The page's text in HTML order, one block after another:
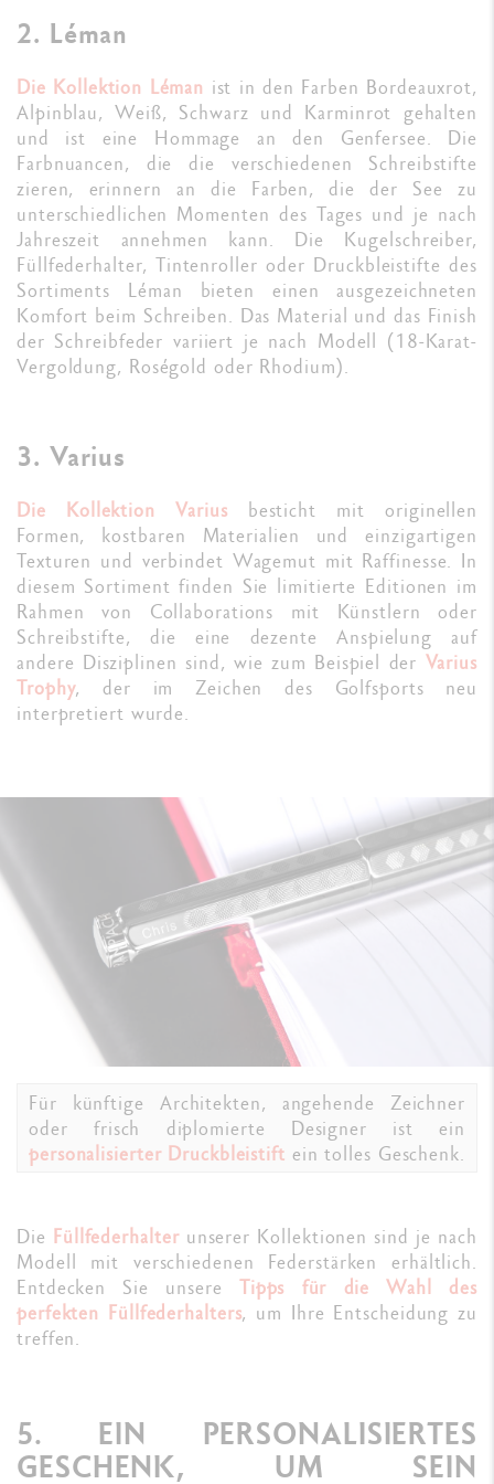
2. Léman
Die Kollektion Léman ist in den Farben Bordeauxrot,
Alpinblau, Weiß, Schwarz und Karminrot gehalten
und ist eine Hommage an den Genfersee. Die
Farbnuancen, die die verschiedenen Schreibstifte
zieren, erinnern an die Farben, die der See zu
unterschiedlichen Momenten des Tages und je nach
Jahreszeit annehmen kann. Die Kugelschreiber,
Füllfederhalter, Tintenroller oder Druckbleistifte des
Sortiments Léman bieten einen ausgezeichneten
Komfort beim Schreiben. Das Material und das Finish
der Schreibfeder variiert je nach Modell (18-Karat-
Vergoldung, Roségold oder Rhodium).
3. Varius
Die Kollektion Varius besticht mit originellen
Formen, kostbaren Materialien und einzigartigen
Texturen und verbindet Wagemut mit Raffinesse. In
diesem Sortiment finden Sie limitierte Editionen im
Rahmen von Collaborations mit Künstlern oder
Schreibstifte, die eine dezente Anspielung auf
andere Disziplinen sind, wie zum Beispiel der Varius
Trophy, der im Zeichen des Golfsports neu
interpretiert wurde.
Für künftige Architekten, angehende Zeichner
oder frisch diplomierte Designer ist ein
personalisierter Druckbleistift ein tolles Geschenk.
Die Füllfederhalterunserer Kollektionen sind je nach
Modell mit verschiedenen Federstärken erhältlich.
Entdecken Sie unsere Tipps für die Wahl des
perfekten Füllfederhalters, um Ihre Entscheidung zu
treffen.
5. EIN PERSONALISIERTES
GESCHENK, UM SEIN